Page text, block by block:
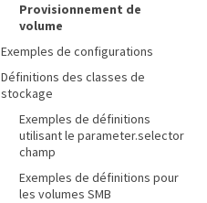
Provisionnement de
volume
Exemples de configurations
Définitions des classes de
stockage
Exemples de définitions
utilisant le parameter.selector
champ
Exemples de définitions pour
les volumes SMB